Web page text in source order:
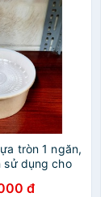
tròn 1 ngăn,
sử dụng cho
đ